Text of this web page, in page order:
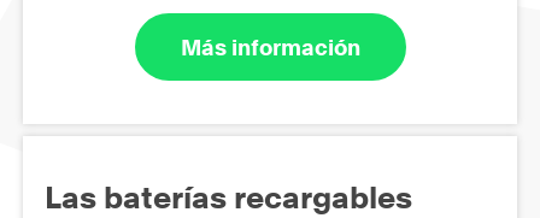
Más información
Las baterías recargables